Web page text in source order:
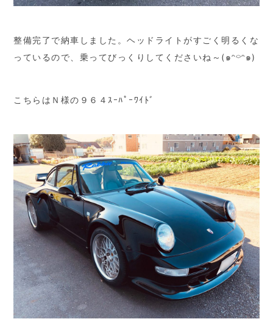
整備完了で納車しました。ヘッドライトがすごく明るくな
っているので、乗ってびっくりしてくださいね～(๑ᵔ⌔ᵔ๑)
こちらはＮ様の９６４ｽｰﾊﾟｰﾜｲﾄﾞ